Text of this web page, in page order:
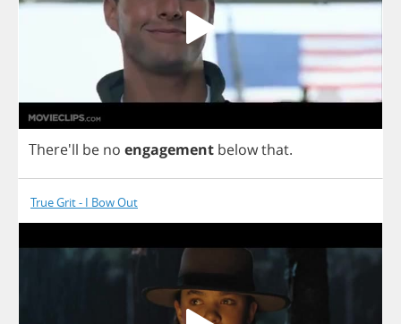
There'll be no engagement belowthat.
True Grit - I Bow Out